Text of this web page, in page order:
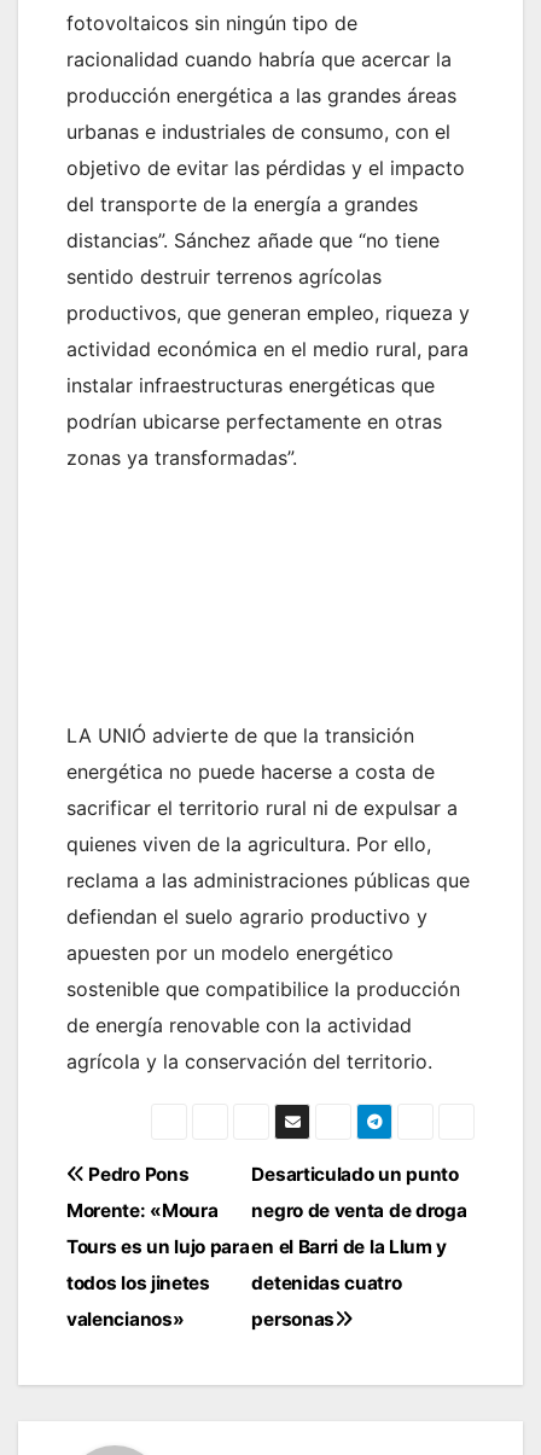
fotovoltaicos sin ningún tipo de
racionalidad cuando habría que acercar la
producción energética a las grandes áreas
urbanas e industriales de consumo, con el
objetivo de evitar las pérdidas y el impacto
del transporte de la energía a grandes
distancias”. Sánchez añade que “no tiene
sentido destruir terrenos agrícolas
productivos, que generan empleo, riqueza y
actividad económica en el medio rural, para
instalar infraestructuras energéticas que
podrían ubicarse perfectamente en otras
zonas ya transformadas”.
LA UNIÓ advierte de que la transición
energética no puede hacerse a costa de
sacrificar el territorio rural ni de expulsar a
quienes viven de la agricultura. Por ello,
reclama a las administraciones públicas que
defiendan el suelo agrario productivo y
apuesten por un modelo energético
sostenible que compatibilice la producción
de energía renovable con la actividad
agrícola y la conservación del territorio.
Navegación
de
entradas
Desarticulado un punto
negro de venta de droga
en el Barri de la Llum y
detenidas cuatro
personas
Pedro Pons
Morente: «Moura
Tours es un lujo para
todos los jinetes
valencianos»